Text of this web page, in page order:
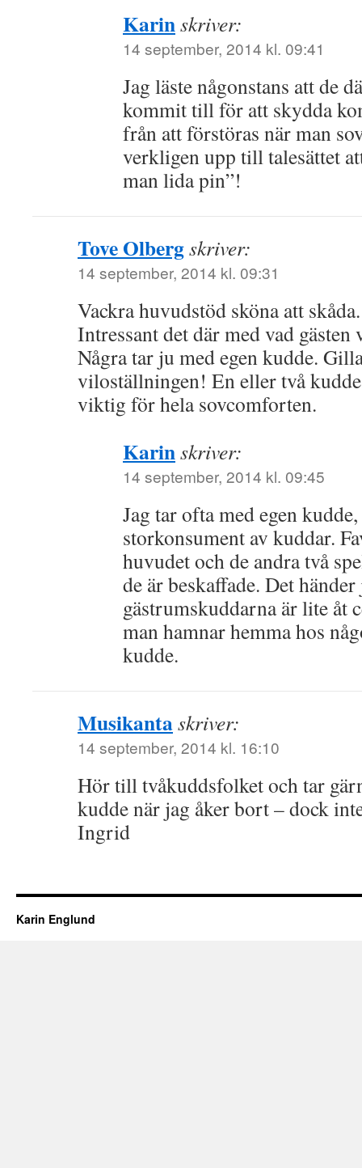
Karinskriver:
14 september, 2014 kl. 09:41
Jag läste någonstans att de
kommit till för att skydda
från att förstöras när man
verkligen upp till talesättet
man lida pin”!
Tove Olbergskriver:
14 september, 2014 kl. 09:31
Vackra huvudstöd sköna att skåda.
Intressant det där med vad gästen
Några tar ju med egen kudde.
viloställningen! En eller två kudde
viktig för hela sovcomforten.
Karinskriver:
14 september, 2014 kl. 09:45
Jag tar ofta med egen
storkonsument av kuddar.
huvudet och de andra två
de är beskaffade. Det
gästrumskuddarna är lite åt
man hamnar hemma hos
kudde.
Musikantaskriver:
14 september, 2014 kl. 16:10
Hör till tvåkuddsfolket och tar
kudde när jag åker bort – dock
Ingrid
Karin Englund